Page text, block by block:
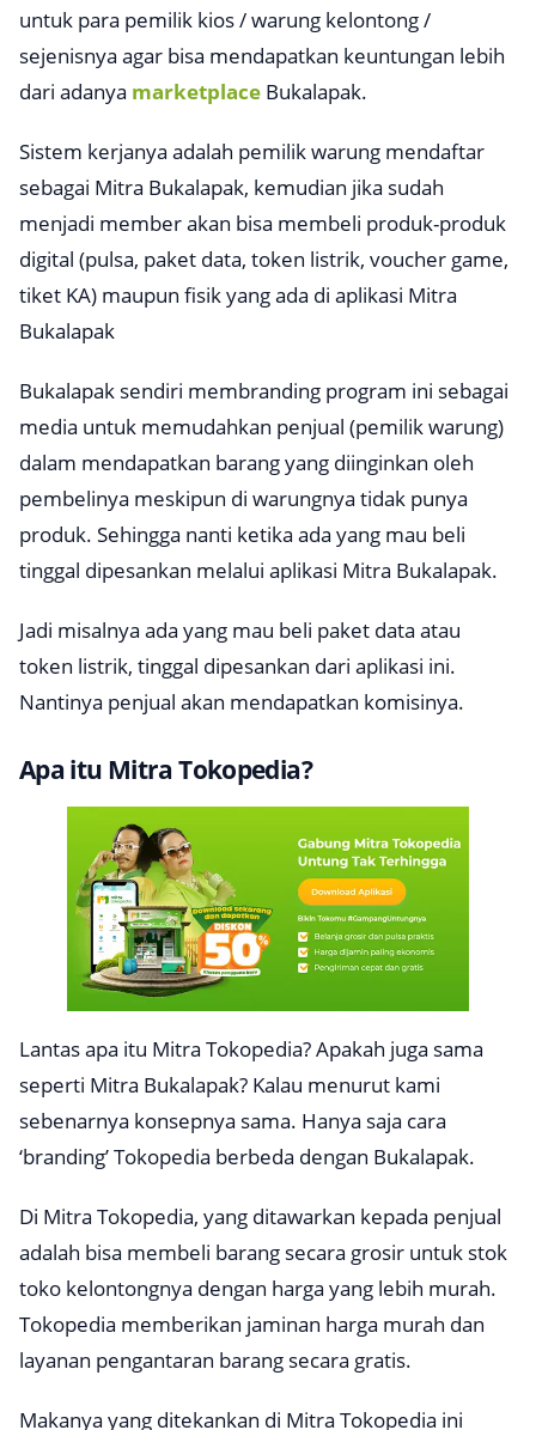
untuk para pemilik kios / warung kelontong /
sejenisnya agar bisa mendapatkan keuntungan lebih
dari adanya marketplace Bukalapak.
Sistem kerjanya adalah pemilik warung mendaftar
sebagai Mitra Bukalapak, kemudian jika sudah
menjadi member akan bisa membeli produk-produk
digital (pulsa, paket data, token listrik, voucher game,
tiket KA) maupun fisik yang ada di aplikasi Mitra
Bukalapak
Bukalapak sendiri membranding program ini sebagai
media untuk memudahkan penjual (pemilik warung)
dalam mendapatkan barang yang diinginkan oleh
pembelinya meskipun di warungnya tidak punya
produk. Sehingga nanti ketika ada yang mau beli
tinggal dipesankan melalui aplikasi Mitra Bukalapak.
Jadi misalnya ada yang mau beli paket data atau
token listrik, tinggal dipesankan dari aplikasi ini.
Nantinya penjual akan mendapatkan komisinya.
Apa itu Mitra Tokopedia?
Lantas apa itu Mitra Tokopedia? Apakah juga sama
seperti Mitra Bukalapak? Kalau menurut kami
sebenarnya konsepnya sama. Hanya saja cara
‘branding’ Tokopedia berbeda dengan Bukalapak.
Di Mitra Tokopedia, yang ditawarkan kepada penjual
adalah bisa membeli barang secara grosir untuk stok
toko kelontongnya dengan harga yang lebih murah.
Tokopedia memberikan jaminan harga murah dan
layanan pengantaran barang secara gratis.
Makanya yang ditekankan di Mitra Tokopedia ini